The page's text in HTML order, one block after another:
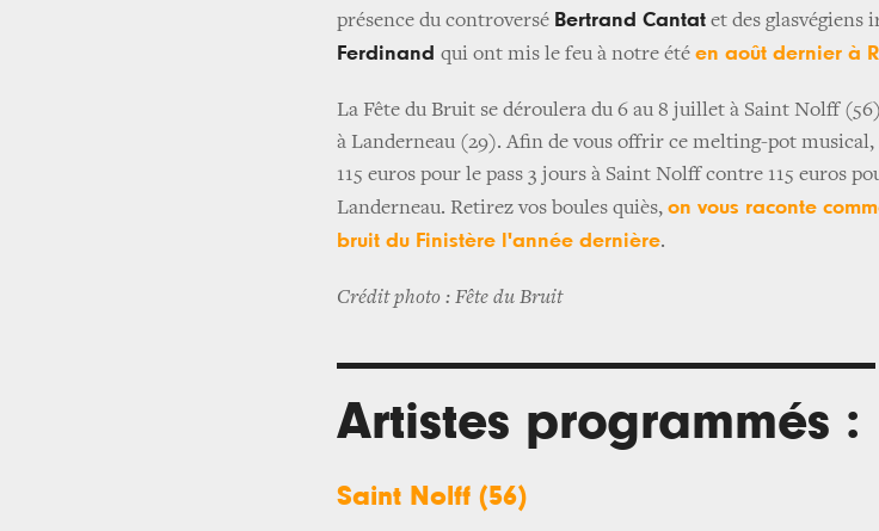
présence du controversé Bertrand Cantat et des glasvégiens
Ferdinand qui ont mis le feu à notre été en août dernier à
La Fête du Bruit se déroulera du 6 au 8 juillet à Saint Nolff
à Landerneau (29). Afin de vous offrir ce melting-pot
115 euros pour le pass 3 jours à Saint Nolff contre 115 euros
Landerneau. Retirez vos boules quiès, on vous raconte
bruit du Finistère l'année dernière.
Crédit photo : Fête du Bruit
Artistes programmés :
Saint Nolff (56)